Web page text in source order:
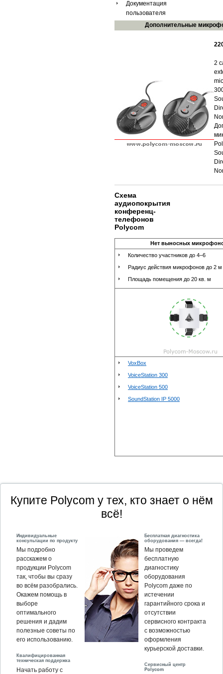
Документация
пользователя
Дополнительные
2
Схема
аудиопокрытия
конференц-
телефонов
Polycom
Нет выносных
Количество участников до 4–6
Радиус действия микрофонов до 2 м
Площадь помещения до 20 кв. м
VoxBox
VoiceStation 300
VoiceStation 500
SoundStation IP 5000
Купите Polycom у тех, кто знает о нём
всё!
Индивидуальные
консультации по продукту
Мы подробно
расскажем о
продукции Polycom
так, чтобы вы сразу
во всём разобрались.
Окажем помощь в
выборе
оптимального
решения и дадим
полезные советы по
его использованию.
Квалифицированная
техническая поддержка
Начать работу с
Бесплатная диагностика
оборудования — всегда!
Мы проведем
бесплатную
диагностику
оборудования
Polycom даже по
истечении
гарантийного срока и
отсутствии
сервисного контракта
с возможностью
оформления
курьерской доставки.
Сервисный центр
Polycom